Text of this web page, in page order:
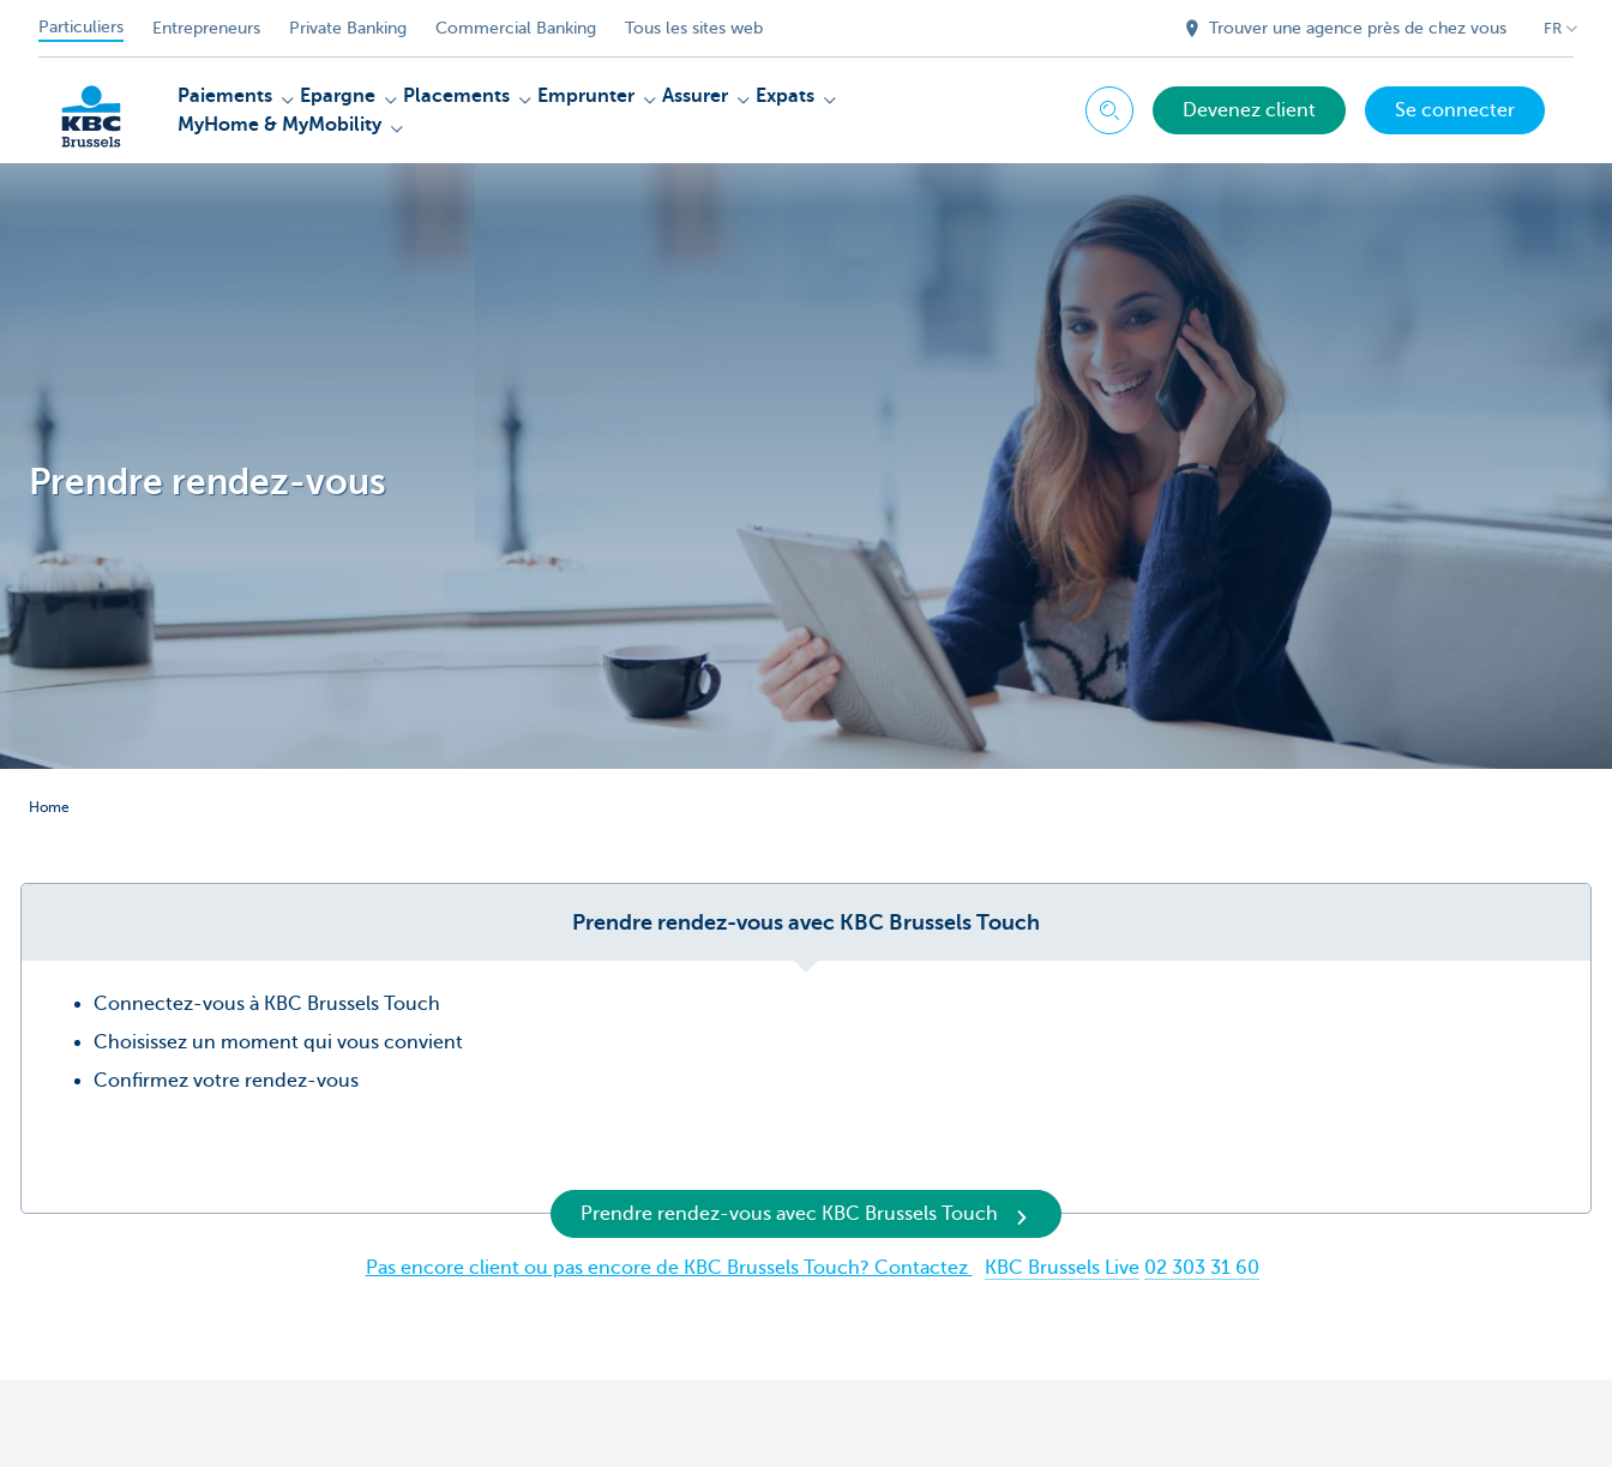
Particuliers Entrepreneurs Private Banking Commercial Banking Tous les sites web Trouver une agence près de chez vous FR
Brussels
Paiements Epargne Placements Emprunter Assurer
Expats
MyHome & MyMobility
ChercherDevenez client Se connecter
Prendre rendez-vous
Home
Prendre rendez-vous avec KBC Brussels Touch
Connectez-vous à KBC Brussels Touch
Choisissez un moment qui vous convient
Confirmez votre rendez-vous
Prendre rendez-vous avec KBC Brussels Touch
Pas encore client ou pas encore de KBC Brussels Touch? Contactez KBC Brussels Live 02 303 31 60